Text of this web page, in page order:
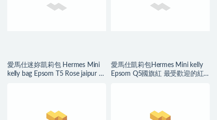
愛馬仕迷妳凱莉包 Hermes Mini
kelly bag Epsom T5 Rose jaipur 蜜
愛馬仕凱莉包Hermes Mini kelly
Epsom Q5國旗紅 最受歡迎的紅